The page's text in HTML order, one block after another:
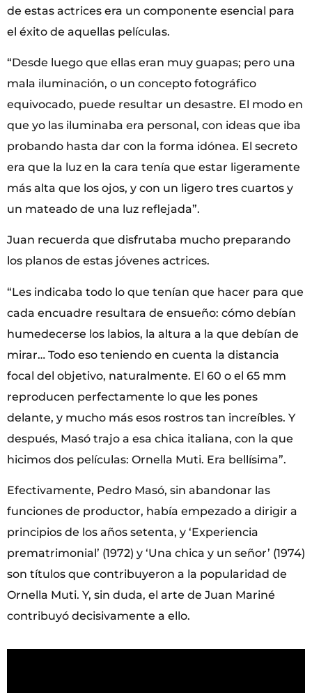
de estas actrices era un componente esencial para
el éxito de aquellas películas.
“Desde luego que ellas eran muy guapas; pero una
mala iluminación, o un concepto fotográfico
equivocado, puede resultar un desastre. El modo en
que yo las iluminaba era personal, con ideas que iba
probando hasta dar con la forma idónea. El secreto
era que la luz en la cara tenía que estar ligeramente
más alta que los ojos, y con un ligero tres cuartos y
un mateado de una luz reflejada”.
Juan recuerda que disfrutaba mucho preparando
los planos de estas jóvenes actrices.
“Les indicaba todo lo que tenían que hacer para que
cada encuadre resultara de ensueño: cómo debían
humedecerse los labios, la altura a la que debían de
mirar… Todo eso teniendo en cuenta la distancia
focal del objetivo, naturalmente. El 60 o el 65 mm
reproducen perfectamente lo que les pones
delante, y mucho más esos rostros tan increíbles. Y
después, Masó trajo a esa chica italiana, con la que
hicimos dos películas: Ornella Muti. Era bellísima”.
Efectivamente, Pedro Masó, sin abandonar las
funciones de productor, había empezado a dirigir a
principios de los años setenta, y ‘Experiencia
prematrimonial’ (1972) y ‘Una chica y un señor’ (1974)
son títulos que contribuyeron a la popularidad de
Ornella Muti. Y, sin duda, el arte de Juan Mariné
contribuyó decisivamente a ello.